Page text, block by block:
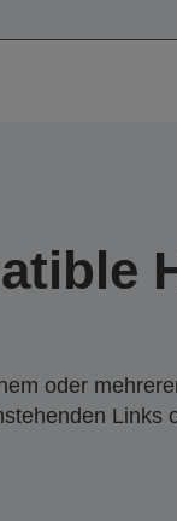
oder
Links